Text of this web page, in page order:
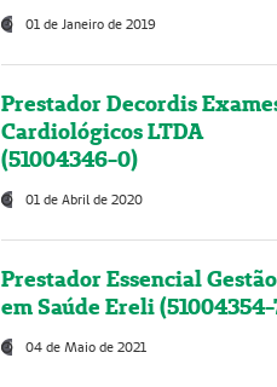
01 de Janeiro de 2019
Prestador Decordis
Cardiológicos LTDA
(51004346-0)
01 de Abril de 2020
Prestador Essencial Gestão
em Saúde Ereli
04 de Maio de 2021